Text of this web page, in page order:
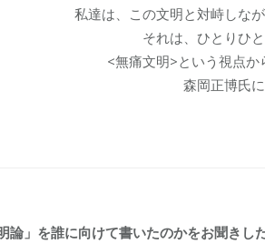
私達は、この文明と対峙しな
それは、ひとりひ
<無痛文明>という視点か
森岡正博氏
論」を誰に向けて書いたのかをお聞きし